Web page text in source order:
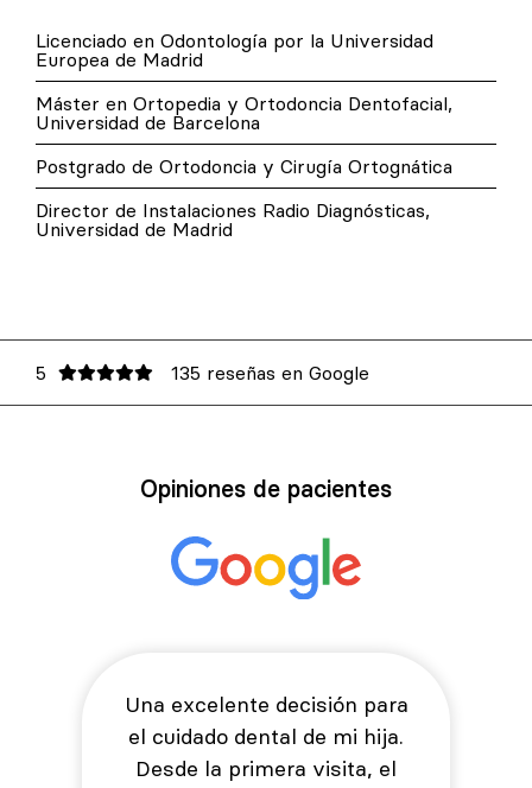
Licenciado en Odontología por la Universidad
Europea de Madrid
Máster en Ortopedia y Ortodoncia Dentofacial,
Universidad de Barcelona
Postgrado de Ortodoncia y Cirugía Ortognática
Director de Instalaciones Radio Diagnósticas,
Universidad de Madrid
5 135 reseñas en Google
Opiniones de pacientes
Una excelente decisión para
el cuidado dental de mi hija.
Desde la primera visita, el